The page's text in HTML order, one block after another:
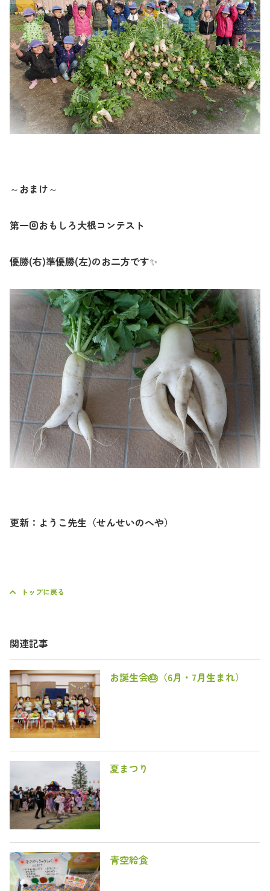
～おまけ～
第一回おもしろ大根コンテスト
優勝(右)準優勝(左)のお二方です✨
更新：ようこ先生（せんせいのへや）
トップに戻る
関連記事
お誕生会🎂（6月・7月生まれ）
夏まつり
青空給食